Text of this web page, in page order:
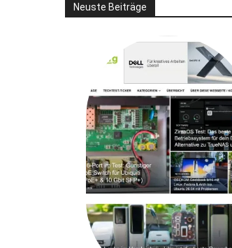
Neuste Beiträge